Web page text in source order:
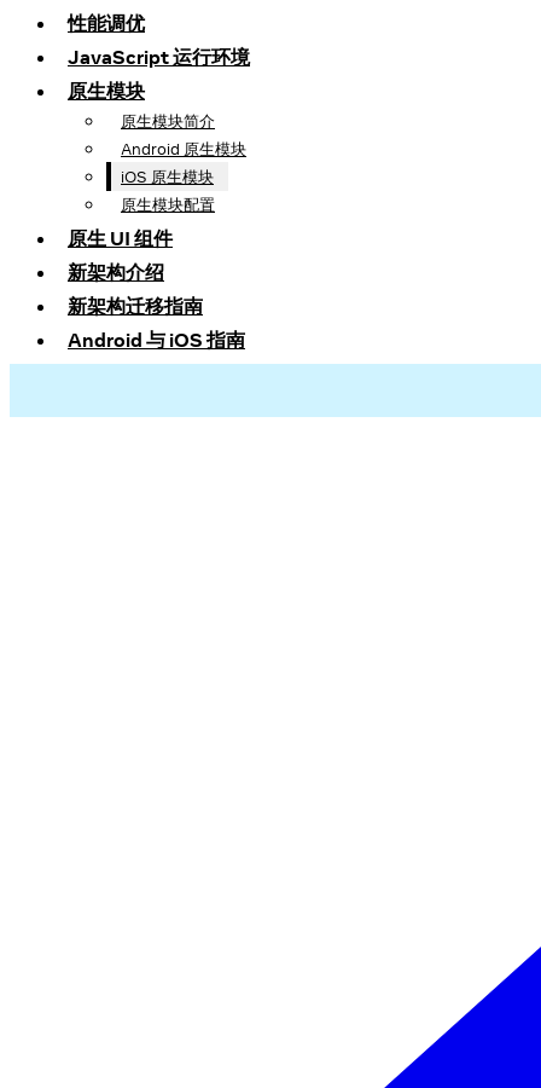
性能调优
JavaScript 运行环境
原生模块
原生模块简介
Android 原生模块
iOS 原生模块
原生模块配置
原生 UI 组件
新架构介绍
新架构迁移指南
Android 与 iOS 指南